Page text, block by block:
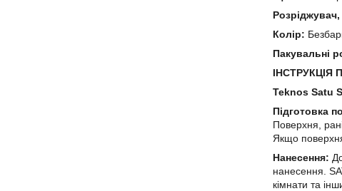
Розріджувач,
Колір:
Пакувальні
Teknos Satu
Підготовка
Поверхня,
Якщо
Нанесення:
нанесення.
кімнати та